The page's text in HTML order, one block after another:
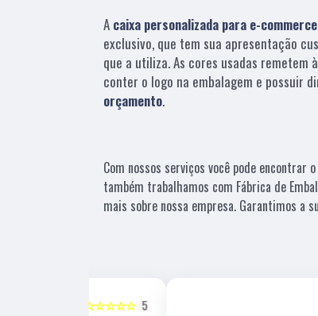
A caixa personalizada para e-commerce
exclusivo, que tem sua apresentação
que a utiliza. As cores usadas remetem
conter o logo na embalagem e possuir
orçamento.
Com nossos serviços você pode encontrar
também trabalhamos com Fábrica de
mais sobre nossa empresa. Garantimos a